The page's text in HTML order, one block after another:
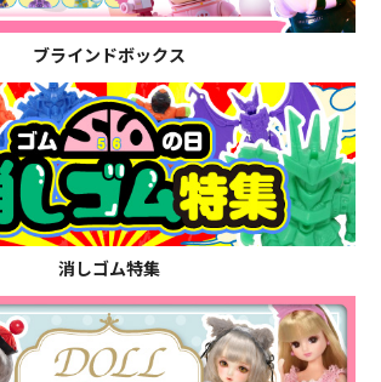
ブラインドボックス
消しゴム特集